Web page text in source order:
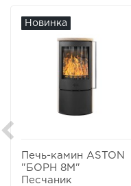
Новинка
Печь-камин ASTON
"БОРН 8М"
Песчаник